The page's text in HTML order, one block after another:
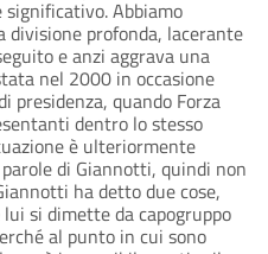
Abbiamo
profonda, lacerante
e anzi aggrava una
nel 2000 in occasione
presidenza, quando Forza
dentro lo stesso
è ulteriormente
di Giannotti, quindi non
ha detto due cose,
si dimette da capogruppo
al punto in cui sono